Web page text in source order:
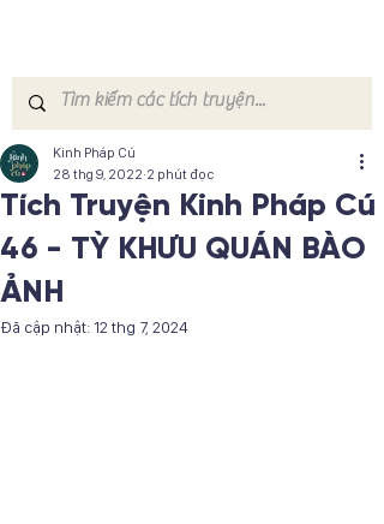
Tích Truyện Kinh Pháp Cú
46 - TỲ KHƯU QUÁN BÀO
ẢNH
Kinh Pháp Cú
28 thg 9, 2022 2 phút đọc
Đã cập nhật:12 thg 7, 2024